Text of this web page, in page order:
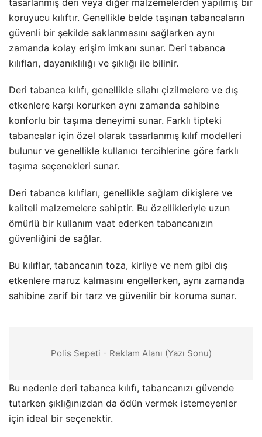
koruyucu kılıftır. Genellikle belde taşınan tabancaların
güvenli bir şekilde saklanmasını sağlarken aynı
zamanda kolay erişim imkanı sunar. Deri tabanca
kılıfları, dayanıklılığı ve şıklığı ile bilinir.
Deri tabanca kılıfı, genellikle silahı çizilmelere ve dış
etkenlere karşı korurken aynı zamanda sahibine
konforlu bir taşıma deneyimi sunar. Farklı tipteki
tabancalar için özel olarak tasarlanmış kılıf modelleri
bulunur ve genellikle kullanıcı tercihlerine göre farklı
taşıma seçenekleri sunar.
Deri tabanca kılıfları, genellikle sağlam dikişlere ve
kaliteli malzemelere sahiptir. Bu özellikleriyle uzun
ömürlü bir kullanım vaat ederken tabancanızın
güvenliğini de sağlar.
Bu kılıflar, tabancanın toza, kirliye ve nem gibi dış
etkenlere maruz kalmasını engellerken, aynı zamanda
sahibine zarif bir tarz ve güvenilir bir koruma sunar.
Polis Sepeti - Reklam Alanı (Yazı Sonu)
Bu nedenle deri tabanca kılıfı, tabancanızı güvende
tutarken şıklığınızdan da ödün vermek istemeyenler
için ideal bir seçenektir.